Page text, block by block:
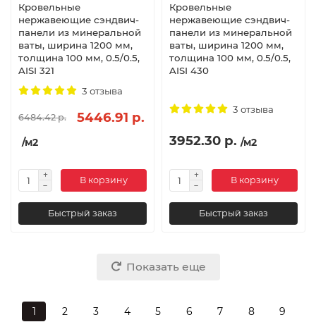
Кровельные
нержавеющие сэндвич-
панели из минеральной
ваты, ширина 1200 мм,
толщина 100 мм, 0.5/0.5,
AISI 321
3 отзыва
6484.42 р. 5446.91 р.
/м2
В корзину
Быстрый заказ
Кровельные
нержавеющие сэндвич-
панели из минеральной
ваты, ширина 1200 мм,
толщина 100 мм, 0.5/0.5,
AISI 430
3 отзыва
3952.30 р. /м2
В корзину
Быстрый заказ
Показать еще
1 2 3 4 5 6 7 8 9